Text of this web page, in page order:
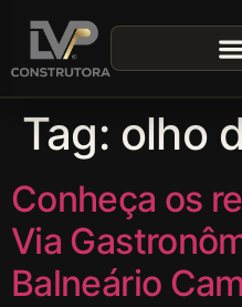
Tag: olho
Conheça os
Via
Balneário